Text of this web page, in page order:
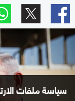
سياسة ملفات